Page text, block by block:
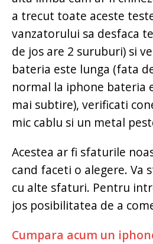
a trecut toate aceste
vanzatorului sa desfaca
de jos are 2 suruburi) si
bateria este lunga (fata
normal la iphone bateria
mai subtire), verificati
mic cablu si un metal
Acestea ar fi sfaturile
cand faceti o alegere. Va
cu alte sfaturi. Pentru
jos posibilitatea de a
Cumpara acum un